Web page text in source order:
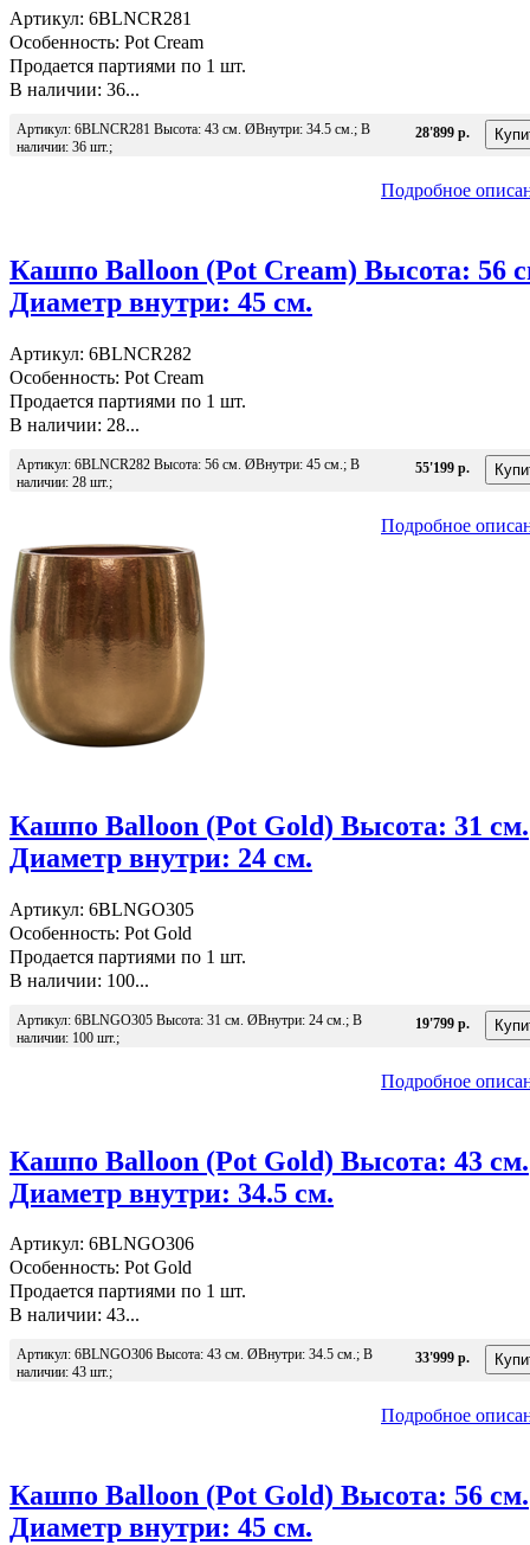
Артикул: 6BLNCR281
Особенность: Pot Cream
Продается партиями по 1 шт.
В наличии: 36...
Артикул: 6BLNCR281 Высота: 43 см. ØВнутри: 34.5 см.; В
наличии: 36 шт.;
28'899 р.
Подробное
Кашпо Balloon (Pot Cream) Высота: 56
Диаметр внутри: 45 см.
Артикул: 6BLNCR282
Особенность: Pot Cream
Продается партиями по 1 шт.
В наличии: 28...
Артикул: 6BLNCR282 Высота: 56 см. ØВнутри: 45 см.; В
наличии: 28 шт.;
55'199 р.
Подробное
Кашпо Balloon (Pot Gold) Высота: 31 см.
Диаметр внутри: 24 см.
Артикул: 6BLNGO305
Особенность: Pot Gold
Продается партиями по 1 шт.
В наличии: 100...
Артикул: 6BLNGO305 Высота: 31 см. ØВнутри: 24 см.; В
наличии: 100 шт.;
19'799 р.
Подробное
Кашпо Balloon (Pot Gold) Высота: 43 см.
Диаметр внутри: 34.5 см.
Артикул: 6BLNGO306
Особенность: Pot Gold
Продается партиями по 1 шт.
В наличии: 43...
Артикул: 6BLNGO306 Высота: 43 см. ØВнутри: 34.5 см.; В
наличии: 43 шт.;
33'999 р.
Подробное
Кашпо Balloon (Pot Gold) Высота: 56 см.
Диаметр внутри: 45 см.